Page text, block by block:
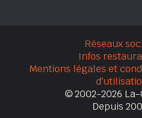
Réseaux
Infos
Mentions légales et
© 2002-2026
Depuis